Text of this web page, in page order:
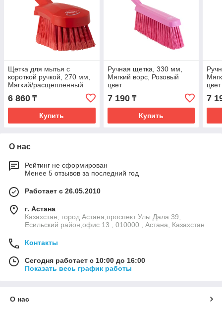
Щетка для мытья с
короткой ручкой, 270 мм,
Мягкий/расщепленный
ворс, красный цвет
6 860 ₸
Купить
Ручная щетка, 330 мм,
Мягкий ворс, Розовый
цвет
7 190₸
Купить
цвет
7
О нас
Рейтинг не сформирован
Менее 5 отзывов за последний год
Работает с 26.05.2010
г. Астана
Казахстан, город Астана,проспект Улы Дала 39,
Есильский район,офис 13 , 010000 , Астана, Казахстан
Контакты
Сегодня работает с 10:00 до 16:00
Показать весь график работы
О нас